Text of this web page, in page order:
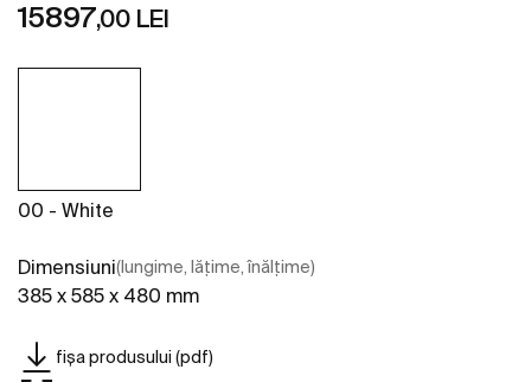
15897,00 LEI
00 - White
Dimensiuni(lungime, lățime, înălțime)
385 x 585 x 480 mm
fișa produsului (pdf)